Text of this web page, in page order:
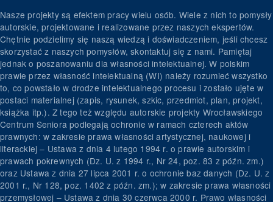
Nasze projekty są efektem pracy wielu osób. Wiele z nich to pomysły
autorskie, projektowane i realizowane przez naszych ekspertów.
Chętnie podzielimy się naszą wiedzą i doświadczeniem, jeśli chcesz
skorzystać z naszych pomysłów, skontaktuj się z nami. Pamiętaj
jednak o poszanowaniu dla własności intelektualnej. W polskim
prawie przez własność intelektualną (WI) należy rozumieć wszystko
to, co powstało w drodze intelektualnego procesu i zostało ujęte w
postaci materialnej (zapis, rysunek, szkic, przedmiot, plan, projekt,
książka itp.). Z tego też względu autorskie projekty Wrocławskiego
Centrum Seniora podlegają ochronie w ramach czterech aktów
prawnych: w zakresie prawa własności artystycznej, naukowej i
literackiej – Ustawa z dnia 4 lutego 1994 r. o prawie autorskim i
prawach pokrewnych (Dz. U. z 1994 r., Nr 24, poz. 83 z późn. zm.)
oraz Ustawa z dnia 27 lipca 2001 r. o ochronie baz danych (Dz. U. z
2001 r., Nr 128, poz. 1402 z późn. zm.); w zakresie prawa własności
przemysłowej – Ustawa z dnia 30 czerwca 2000 r. Prawo własności